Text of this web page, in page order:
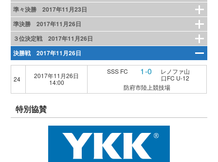
準々決勝 2017年11月23日
準決勝 2017年11月26日
３位決定戦 2017年11月26日
決勝戦 2017年11月26日
24
2017年11月26日
14:00
SSS FC 1-0
レノファ山
口FC U-12
防府市陸上競技場
特別協賛